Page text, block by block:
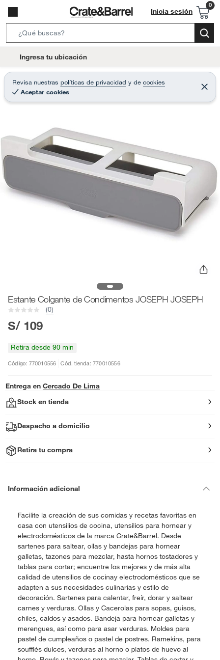
Inicia sesión
e
r
c
t
n
o
Ingresa tu ubicación
Revisa nuestras políticas de privacidad y de cookies
Aceptar cookies
C
e
r
Estante Colgante de Condimentos JOSEPH JOSEPH
(0)
S/ 109
Retira desde 90 min
Código: 770010556 Cód. tienda: 770010556
Entrega en Cercado De Lima
Stock en tienda
Despacho a domicilio
Retira tu compra
Información adicional
Facilite la creación de sus comidas y recetas favoritas en
casa con utensilios de cocina, utensilios para hornear y
electrodomésticos de la marca Crate&Barrel. Desde
sartenes para saltear, ollas y bandejas para hornear
galletas, tazones para mezclar, hasta hornos tostadores y
tablas para cortar; encuentre los mejores y de más alta
calidad de utensilios de cocinay electrodomésticos que se
adapten a sus necesidades culinarias y estilo de
decoración. Sartenes para calentar, freír, dorar y saltear
carnes y verduras. Ollas y Cacerolas para sopas, guisos,
chiles, caldos y asados. Bandeja para hornear galletas y
merengues, así como para asar verduras. Moldes para
pastel de cumpleaños o pastel de postres. Ramekins, para
soufflés dulces, verduras al horno o platos de huevo al